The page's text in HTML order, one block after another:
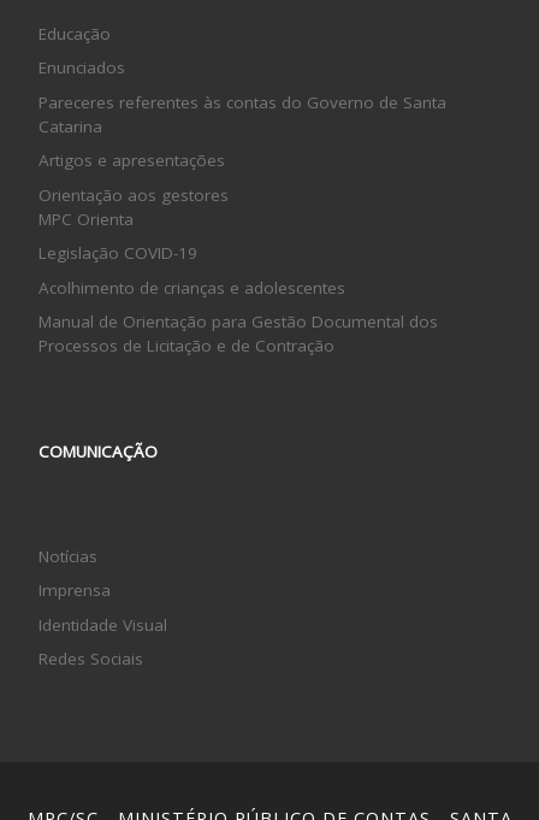
Educação
Enunciados
Pareceres referentes às contas do Governo de Santa
Catarina
Artigos e apresentações
Orientação aos gestores
MPC Orienta
Legislação COVID-19
Acolhimento de crianças e adolescentes
Manual de Orientação para Gestão Documental dos
Processos de Licitação e de Contração
COMUNICAÇÃO
Notícias
Imprensa
Identidade Visual
Redes Sociais